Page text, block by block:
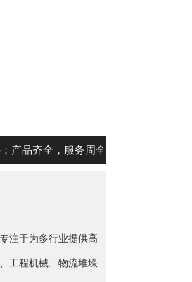
务周全，欢迎咨询！
注于为多行业提供高
工程机械、物流堆垛